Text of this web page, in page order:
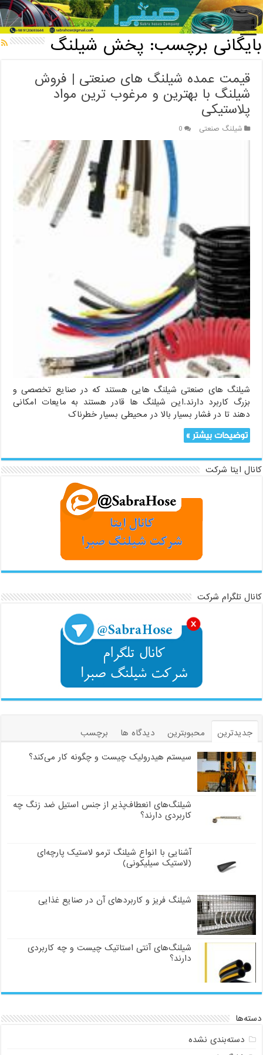
خانه / بایگانی برچسب: پخش شیلنگ
بایگانی برچسب: پخش شیلنگ
قیمت عمده شیلنگ های صنعتی | فروش
شیلنگ با بهترین و مرغوب ترین مواد
پلاستیکی
شیلنگ صنعتی 0
شیلنگ های صنعتی شیلنگ هایی هستند که در صنایع تخصصی و
بزرگ کاربرد دارند.این شیلنگ ها قادر هستند به مایعات امکانی
دهند تا در فشار بسیار بالا در محیطی بسیار خطرناک
توضیحات بیشتر »
کانال ایتا شرکت
کانال تلگرام شرکت
جدیدترین محبوبترین دیدگاه ها
برچسب
سیستم هیدرولیک چیست و چگونه کار می‌کند؟
شیلنگ‌های انعطاف‌پذیر از جنس استیل ضد زنگ چه
کاربردی دارند؟
آشنایی با انواع شیلنگ ترمو لاستیک پارچه‌ای
(لاستیک سیلیکونی)
شیلنگ فریز و کاربردهای آن در صنایع غذایی
شیلنگ‌های آنتی استاتیک چیست و چه کاربردی
دارند؟
دسته‌ها
دسته‌بندی نشده